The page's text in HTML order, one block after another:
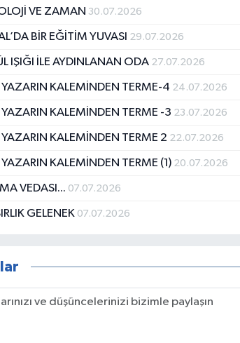
VE ZAMAN 30.07.2026
BİR EĞİTİM YUVASI 29.07.2026
IŞIĞI İLE AYDINLANAN ODA 27.07.2026
YAZARIN KALEMİNDEN TERME-4 24.07.2026
YAZARIN KALEMİNDEN TERME -3 23.07.2026
KALEMİNDEN TERME 2 22.07.2026
KALEMİNDEN TERME (1) 20.07.2026
VEDASI... 07.07.2026
GELENEK 07.07.2026